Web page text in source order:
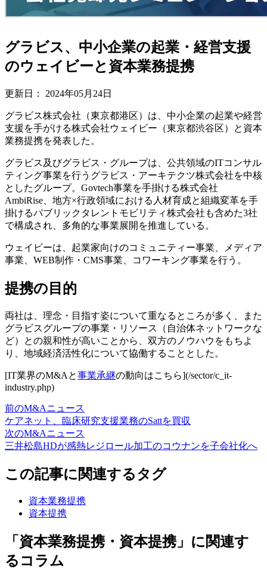
グラビス、中小企業の起業・経営支援
のウェイビーと資本業務提携
更新日： 2024年05月24日
グラビス株式会社（東京都港区）は、中小企業の起業や経営
支援を手がける株式会社ウェイビー（東京都渋谷区）と資本
業務提携を発表した。
グラビス及びグラビス・グループは、公共領域のITコンサル
ティング事業を行うグラビス・アーキテクツ株式会社を中核
としたグループ。Govtech事業を手掛ける株式会社
AmbiRise、地方×行政領域における人材育成と組織変革を手
掛けるパブリックタレントモビリティ株式会社も含めた3社
で構成され、多角的な事業展開を推進している。
ウェイビーは、起業家向けのコミュニティー事業、メディア
事業、WEB制作・CMS事業、コワーキング事業を行う。
提携の目的
両社は、理念・目指す姿について重なるところが多く、また
グラビスグループの事業・リソース（自治体ネットワークな
ど）との親和性が高いことから、双方のノウハウをもちよ
り、地域経済活性化について協働することとした。
[IT業界のM&Aと事業承継の動向はこちら](/sector/c_it-
industry.php)
前のM&Aニュース
ケアネット、臨床研究支援業務のSattを買収
次のM&Aニュース
三井松島HDが感熱レジロール加工のコウナンを子会社化へ
この記事に関連するタグ
資本業務提携
資本提携
「資本業務提携・資本提携」に関連す
るコラム